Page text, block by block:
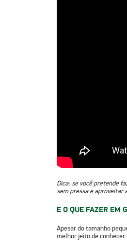
Dica: se você pretende
sem pressa e aproveitar
E O QUE FAZER EM
Apesar do tamanho
melhor jeito de